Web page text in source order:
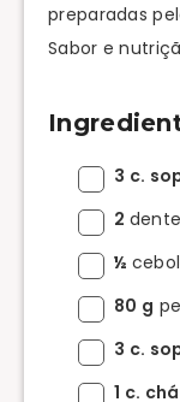
preparadas
Sabor e
3 c.
2
½
80 g
3 c.
1 c. chá